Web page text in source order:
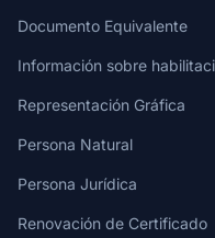
Documento Equivalente
Información sobre
Representación Gráfica
Persona Natural
Persona Jurídica
Renovación de Certificado